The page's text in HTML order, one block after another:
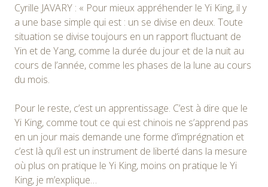
Cyrille JAVARY : « Pour mieux appréhender le Yi King, il y
a une base simple qui est : un se divise en deux. Toute
situation se divise toujours en un rapport fluctuant de
Yin et de Yang, comme la durée du jour et de la nuit au
cours de l’année, comme les phases de la lune au cours
du mois.
Pour le reste, c’est un apprentissage. C’est à dire que le
Yi King, comme tout ce qui est chinois ne s’apprend pas
en un jour mais demande une forme d’imprégnation et
c’est là qu’il est un instrument de liberté dans la mesure
où plus on pratique le Yi King, moins on pratique le Yi
King, je m’explique…